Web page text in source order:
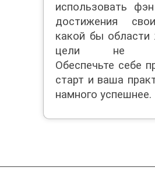
использовать
достижения
какой бы области
цели не
Обеспечьте себе
старт и ваша
намного успешнее.